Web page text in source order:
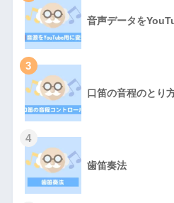
音声データを
3
口笛の音程のとり
4
歯笛奏法